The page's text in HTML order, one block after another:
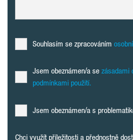
Souhlasím se zpracováním
Jsem obeznámen/a se zásadami
podmínkami použití.
Jsem obeznámen/a s
Chci využít příležitosti a přednostně